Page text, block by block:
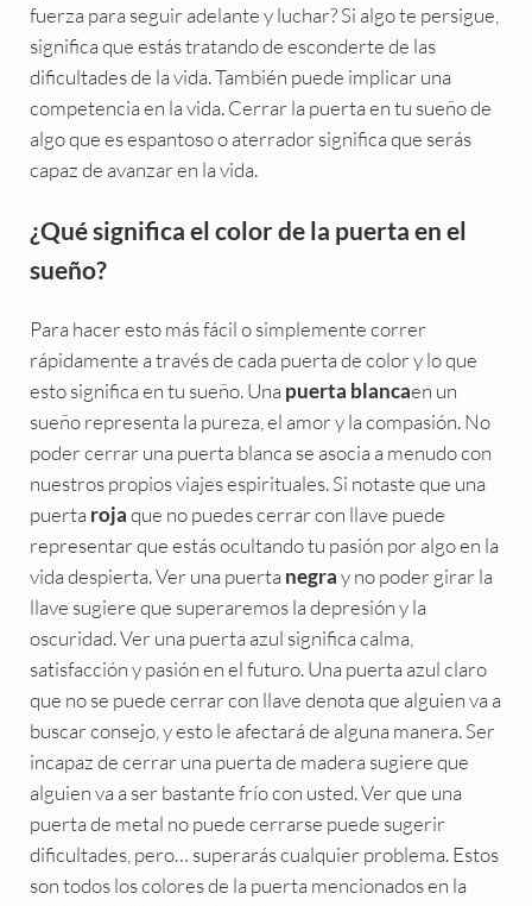
fuerza para seguir adelante y luchar? Si algo te persigue,
significa que estás tratando de esconderte de las
dificultades de la vida. También puede implicar una
competencia en la vida. Cerrar la puerta en tu sueño de
algo que es espantoso o aterrador significa que serás
capaz de avanzar en la vida.
¿Qué significa el color de la puerta en el
sueño?
Para hacer esto más fácil o simplemente correr
rápidamente a través de cada puerta de color y lo que
esto significa en tu sueño. Una puerta blancaen un
sueño representa la pureza, el amor y la compasión. No
poder cerrar una puerta blanca se asocia a menudo con
nuestros propios viajes espirituales. Si notaste que una
puerta roja que no puedes cerrar con llave puede
representar que estás ocultando tu pasión por algo en la
vida despierta. Ver una puerta negra y no poder girar la
llave sugiere que superaremos la depresión y la
oscuridad. Ver una puerta azul significa calma,
satisfacción y pasión en el futuro. Una puerta azul claro
que no se puede cerrar con llave denota que alguien va a
buscar consejo, y esto le afectará de alguna manera. Ser
incapaz de cerrar una puerta de madera sugiere que
alguien va a ser bastante frío con usted. Ver que una
puerta de metal no puede cerrarse puede sugerir
dificultades, pero… superarás cualquier problema. Estos
son todos los colores de la puerta mencionados en la